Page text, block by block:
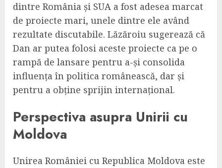
dintre România și SUA a fost adesea marcat
de proiecte mari, unele dintre ele având
rezultate discutabile. Lăzăroiu sugerează că
Dan ar putea folosi aceste proiecte ca pe o
rampă de lansare pentru a-și consolida
influența în politica românească, dar și
pentru a obține sprijin internațional.
Perspectiva asupra Unirii cu
Moldova
Unirea României cu Republica Moldova este